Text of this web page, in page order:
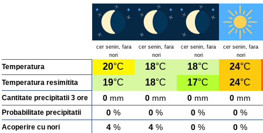
cer senin, fara
nori
cer senin, fara
nori
cer senin, fara
nori
cer senin, fara
nori
Temperatura 20°C 18°C 18°C 24°C
Temperatura resimitita 19°C 18°C 17°C 24°C
Cantitate precipitatii 3 ore 0 mm 0 mm 0 mm 0 mm
Probabilitate precipitatii 0 % 0 % 0 % 0 %
Acoperire cu nori 4 % 4 % 0 % 0 %